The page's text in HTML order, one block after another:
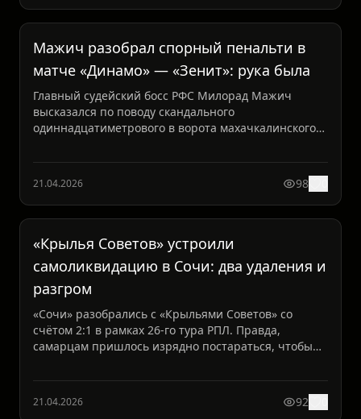
Мажич разобрал спорный пенальти в
матче «Динамо» — «Зенит»: рука была
Главный судейский босс РФС Милорад Мажич
высказался по поводу скандального
одиннадцатиметрового в ворота махачкалинского
21.04.2026 98
«Крылья Советов» устроили
самоликвидацию в Сочи: два удаления и
разгром
«Сочи» разобрались с «Крыльями Советов» со
счётом 2:1 в рамках 26-го тура РПЛ. Правда,
самарцам пришлось изрядно постараться, чтобы
21.04.2026 92